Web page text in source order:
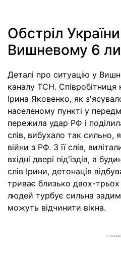
Обстріл
Вишневому 6
Деталі про ситуацію у
каналу ТСН. Співробітниця
Ірина Яковенко, як
населеному пункті у
пережила удар РФ і
слів, вибухало так сильно,
війни з РФ. З її слів,
вхідні двері під'їздів, а
слів Ірини, детонація
триває близько двох-
людей турбує сильна
можуть відчинити вікна.
РЕКЛАМА